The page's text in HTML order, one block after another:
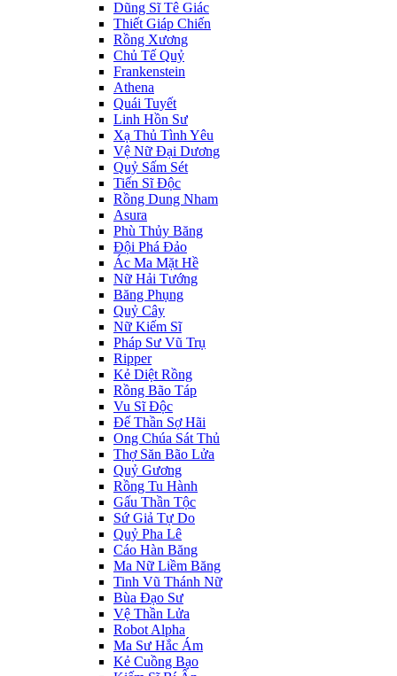
Dũng Sĩ Tê Giác
Thiết Giáp Chiến
Rồng Xương
Chủ Tế Quỷ
Frankenstein
Athena
Quái Tuyết
Linh Hồn Sư
Xạ Thủ Tình Yêu
Vệ Nữ Đại Dương
Quỷ Sấm Sét
Tiến Sĩ Độc
Rồng Dung Nham
Asura
Phù Thủy Băng
Đội Phá Đảo
Ác Ma Mặt Hề
Nữ Hải Tướng
Băng Phụng
Quỷ Cây
Nữ Kiếm Sĩ
Pháp Sư Vũ Trụ
Ripper
Kẻ Diệt Rồng
Rồng Bão Táp
Vu Sĩ Độc
Đế Thần Sợ Hãi
Ong Chúa Sát Thủ
Thợ Săn Bão Lửa
Quỷ Gương
Rồng Tu Hành
Gấu Thần Tộc
Sứ Giả Tự Do
Quỷ Pha Lê
Cáo Hàn Băng
Ma Nữ Liềm Băng
Tinh Vũ Thánh Nữ
Bùa Đạo Sư
Vệ Thần Lửa
Robot Alpha
Ma Sư Hắc Ám
Kẻ Cuồng Bạo